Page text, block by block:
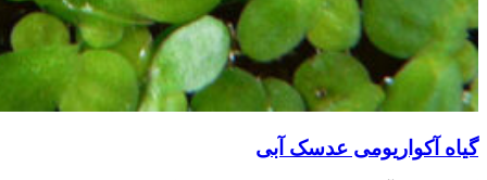
گیاه آکواریومی عدسک آبی